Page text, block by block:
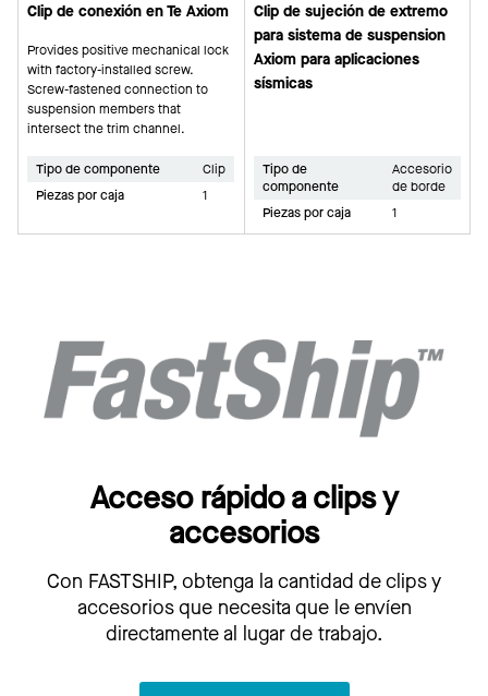
Clip de conexión en Te Axiom
Provides positive mechanical lock
with factory-installed screw.
Screw-fastened connection to
suspension members that
intersect the trim channel.
Tipo de componente
Clip
Piezas por caja
1
Clip de sujeción de extremo
para sistema de suspension
Axiom para aplicaciones
sísmicas
Tipo de
componente
Accesorio
de borde
Piezas por caja
1
Acceso rápido a clips y
accesorios
Con FASTSHIP, obtenga la cantidad de clips y
accesorios que necesita que le envíen
directamente al lugar de trabajo.